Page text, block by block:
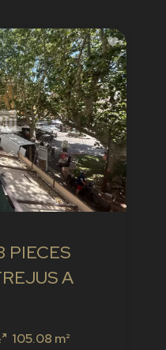
PIECES
A
105.08 m²